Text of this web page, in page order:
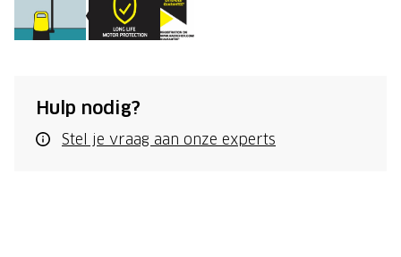
Hulp nodig?
Stel je vraag aan onze experts